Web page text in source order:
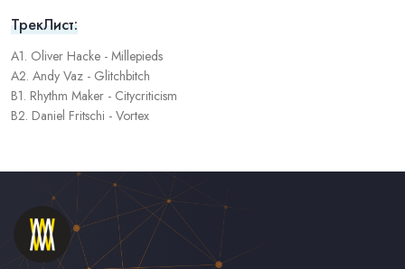
ТрекЛист:
A1. Oliver Hacke - Millepieds
A2. Andy Vaz - Glitchbitch
B1. Rhythm Maker - Citycriticism
B2. Daniel Fritschi - Vortex